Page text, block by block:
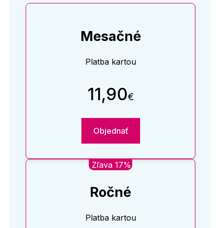
Mesačné
Platba kartou
11,90€
Objednať
Zľava 17%
Ročné
Platba kartou